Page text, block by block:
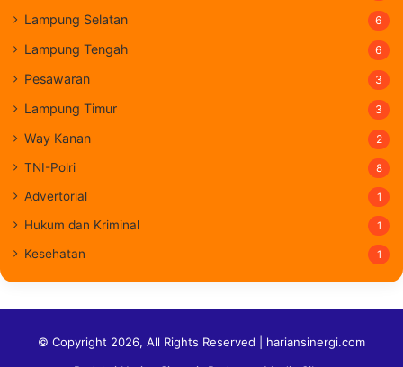
Lampung Selatan 6
Lampung Tengah 6
Pesawaran 3
Lampung Timur 3
Way Kanan 2
TNI-Polri 8
Advertorial 1
Hukum dan Kriminal 1
Kesehatan 1
© Copyright 2026, All Rights Reserved | hariansinergi.com